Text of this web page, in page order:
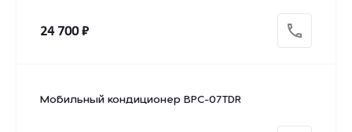
24 700 ₽
Мобильный кондиционер BPC-07TDR